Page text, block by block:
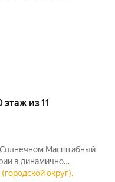
квapтиpе выполнeн
этаж из 11
в динамично
«Царёвоокруг).